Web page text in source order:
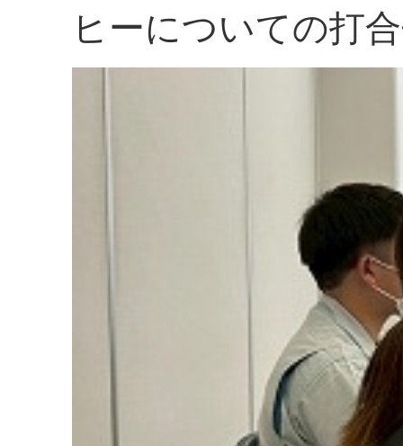
ヒーについての打